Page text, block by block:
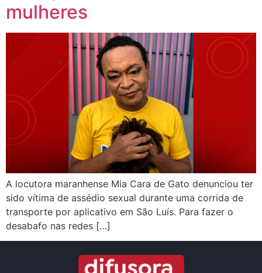
mulheres
A locutora maranhense Mia Cara de Gato denunciou ter
sido vítima de assédio sexual durante uma corrida de
transporte por aplicativo em São Luís. Para fazer o
desabafo nas redes […]